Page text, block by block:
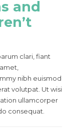
and
clari, fiant
nibh euismod
volutpat. Ut wisi
ullamcorper
consequat.